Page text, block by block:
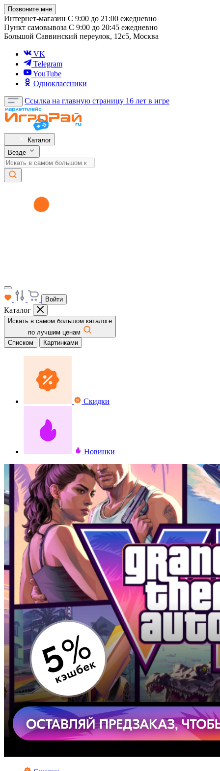
Позвоните мне
Интернет-магазин С 9:00 до 21:00 ежедневно
Пункт самовывоза С 9:00 до 20:45 ежедневно
Большой Саввинский переулок, 12с5, Москва
VK
Telegram
YouTube
Одноклассники
Ссылка на главную страницу 16 лет в игре
Каталог
Везде
Войти
Каталог
Искать в самом большом каталоге
по лучшим ценам
Списком
Картинками
Скидки
Новинки